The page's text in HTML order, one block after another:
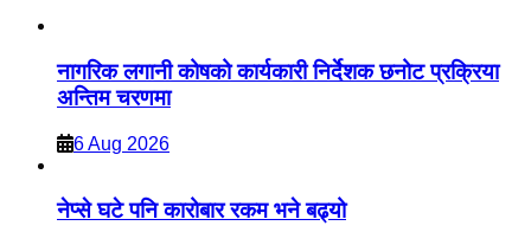
नागरिक लगानी कोषको कार्यकारी निर्देशक छनोट प्रक्रिया
अन्तिम चरणमा
6 Aug 2026
नेप्से घटे पनि कारोबार रकम भने बढ्यो